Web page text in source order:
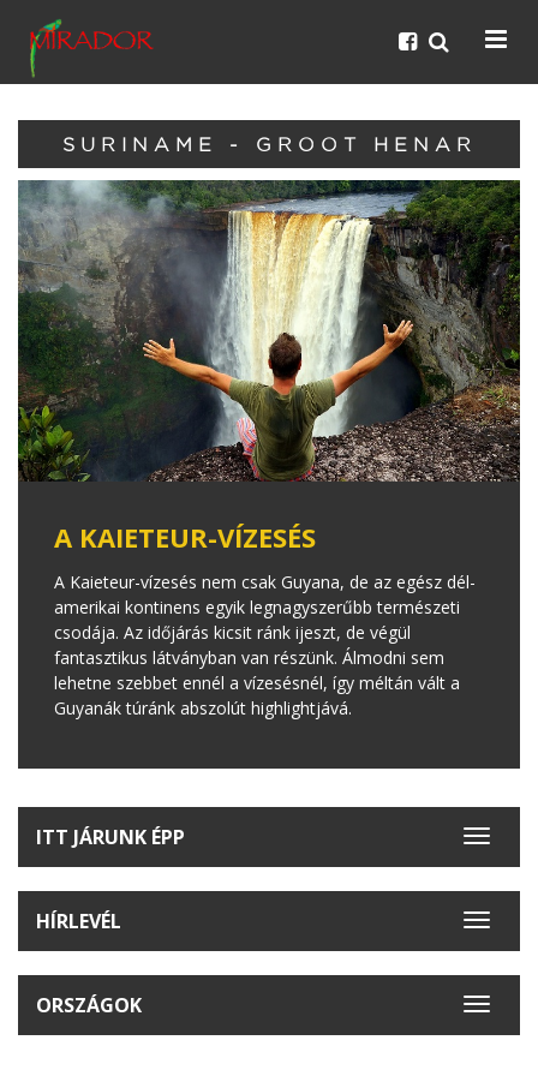
SURINAME - GROOT HENAR
A KAIETEUR-VÍZESÉS
A Kaieteur-vízesés nem csak Guyana, de az egész dél-
amerikai kontinens egyik legnagyszerűbb természeti
csodája. Az időjárás kicsit ránk ijeszt, de végül
fantasztikus látványban van részünk. Álmodni sem
lehetne szebbet ennél a vízesésnél, így méltán vált a
Guyanák túránk abszolút highlightjává.
Toggle
ITT JÁRUNK ÉPP
Toggle
HÍRLEVÉL
Toggle
ORSZÁGOK